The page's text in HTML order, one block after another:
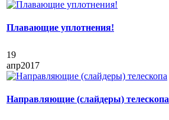
Плавающие уплотнения!
19
апр2017
Направляющие (слайдеры) телескопа